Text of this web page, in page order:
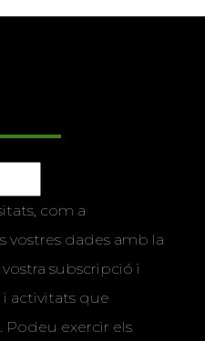
com a
vostres dades amb la
subscripció i
i activitats que
Podeu exercir els